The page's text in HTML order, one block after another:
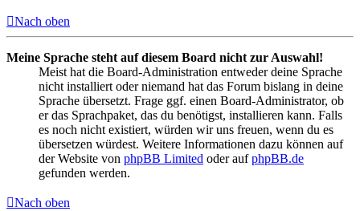
Nach oben
Meine Sprache steht auf diesem Board nicht zur Auswahl!
Meist hat die Board-Administration entweder deine Sprache
nicht installiert oder niemand hat das Forum bislang in deine
Sprache übersetzt. Frage ggf. einen Board-Administrator, ob
er das Sprachpaket, das du benötigst, installieren kann. Falls
es noch nicht existiert, würden wir uns freuen, wenn du es
übersetzen würdest. Weitere Informationen dazu können auf
der Website von phpBB Limited oder aufphpBB.de
gefunden werden.
Nach oben